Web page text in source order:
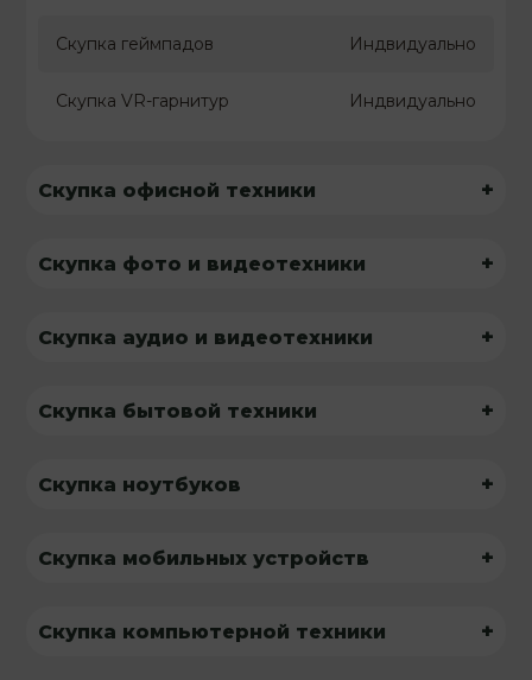
Скупка геймпадов Индвидуально
Скупка VR-гарнитур Индвидуально
Скупка офисной техники +
Скупка фото и видеотехники +
Скупка аудио и видеотехники +
Скупка бытовой техники +
Скупка ноутбуков +
Скупка мобильных устройств +
Скупка компьютерной техники +